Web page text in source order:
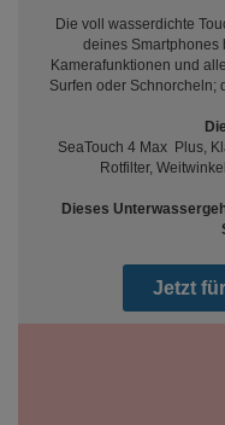
Die voll wasserdichte
deines Smartphones
Kamerafunktionen und
Surfen oder Schnorcheln;
SeaTouch 4 Max Plus,
Rotfilter,
Dieses
Jetzt